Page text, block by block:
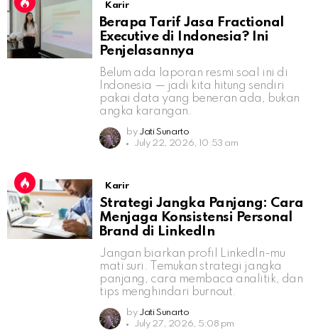
Karir
Berapa Tarif Jasa Fractional
Executive di Indonesia? Ini
Penjelasannya
Belum ada laporan resmi soal ini di
Indonesia — jadi kita hitung sendiri
pakai data yang beneran ada, bukan
angka karangan.
by Jati Sunarto
July 22, 2026, 10:53 am
Karir
Strategi Jangka Panjang: Cara
Menjaga Konsistensi Personal
Brand di LinkedIn
Jangan biarkan profil LinkedIn-mu
mati suri. Temukan strategi jangka
panjang, cara membaca analitik, dan
tips menghindari burnout.
by Jati Sunarto
July 27, 2026, 5:08 pm